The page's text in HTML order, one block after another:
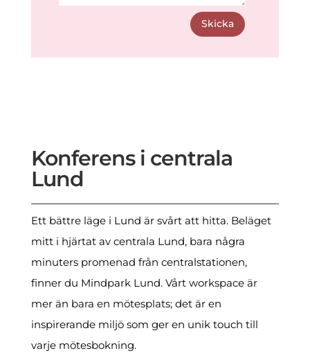
Skicka
Konferens i centrala
Lund
Ett bättre läge i Lund är svårt att hitta. Beläget
mitt i hjärtat av centrala Lund, bara några
minuters promenad från centralstationen,
finner du Mindpark Lund. Vårt workspace är
mer än bara en mötesplats; det är en
inspirerande miljö som ger en unik touch till
varje mötesbokning.